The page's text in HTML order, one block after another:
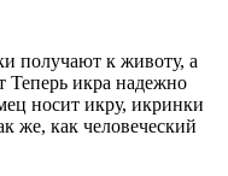
получаютк животу, а
Теперь икра надежно
носит икру, икринки
же, как человеческий